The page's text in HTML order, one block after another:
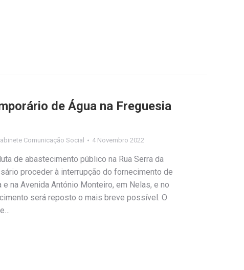
de Água na Freguesia
Comunicação Social 4 Novembro 2022
de abastecimento público na Rua Serra da
proceder à interrupção do fornecimento de
e na Avenida António Monteiro, em Nelas, e no
será reposto o mais breve possível. O